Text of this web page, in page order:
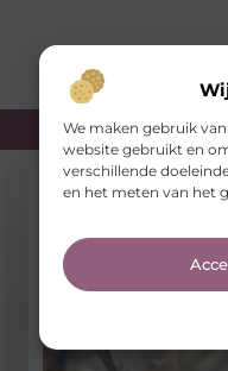
We maken gebruik
website gebruikt en
verschillende
en het meten van het
Gerelateerde